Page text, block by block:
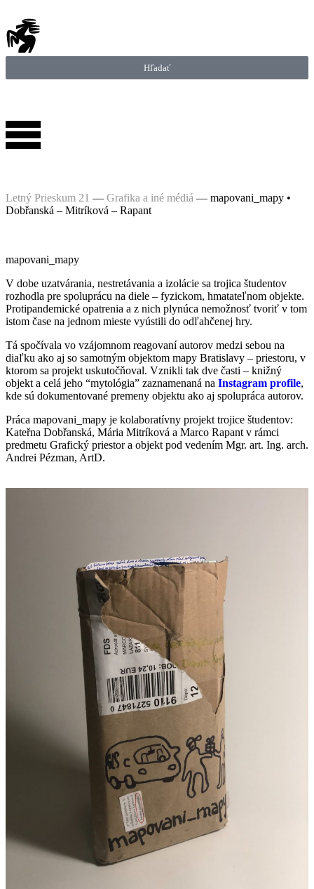
Hľadať
Letný Prieskum 21 — Grafika a iné médiá — mapovani_mapy •
Dobřanská – Mitríková – Rapant
mapovani_mapy
V dobe uzatvárania, nestretávania a izolácie sa trojica študentov
rozhodla pre spoluprácu na diele – fyzickom, hmatateľnom objekte.
Protipandemické opatrenia a z nich plynúca nemožnosť tvoriť v tom
istom čase na jednom mieste vyústili do odľahčenej hry.
Tá spočívala vo vzájomnom reagovaní autorov medzi sebou na
diaľku ako aj so samotným objektom mapy Bratislavy – priestoru, v
ktorom sa projekt uskutočňoval. Vznikli tak dve časti – knižný
objekt a celá jeho “mytológia” zaznamenaná na Instagram profile,
kde sú dokumentované premeny objektu ako aj spolupráca autorov.
Práca mapovani_mapy je kolaboratívny projekt trojice študentov:
Kateřna Dobřanská, Mária Mitríková a Marco Rapant v rámci
predmetu Grafický priestor a objekt pod vedením Mgr. art. Ing. arch.
Andrei Pézman, ArtD.